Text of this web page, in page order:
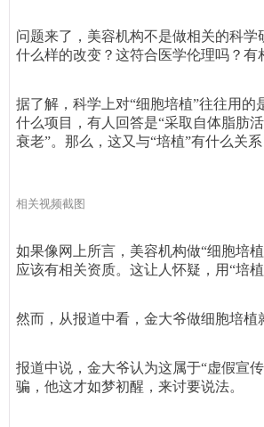
问题来了，美容机构不是做相关的科
什么样的改变？这符合医学伦理吗？有
据了解，科学上对“细胞培植”往往用的
什么项目，有人回答是“采取自体脂肪
衰老”。那么，这又与“培植”有什么关
相关视频截图
如果像网上所言，美容机构做“细胞培
应该有相关资质。这让人怀疑，用“培
然而，从报道中看，金大爷做细胞培
报道中说，金大爷认为这属于“虚假宣
骗，他这才如梦初醒，来讨要说法。